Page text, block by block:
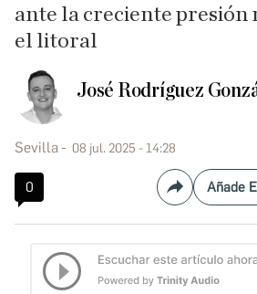
ante la creciente presión
el litoral
José Rodríguez
Sevilla 08 jul. 2025 - 14:28
0 Compartir
Añade